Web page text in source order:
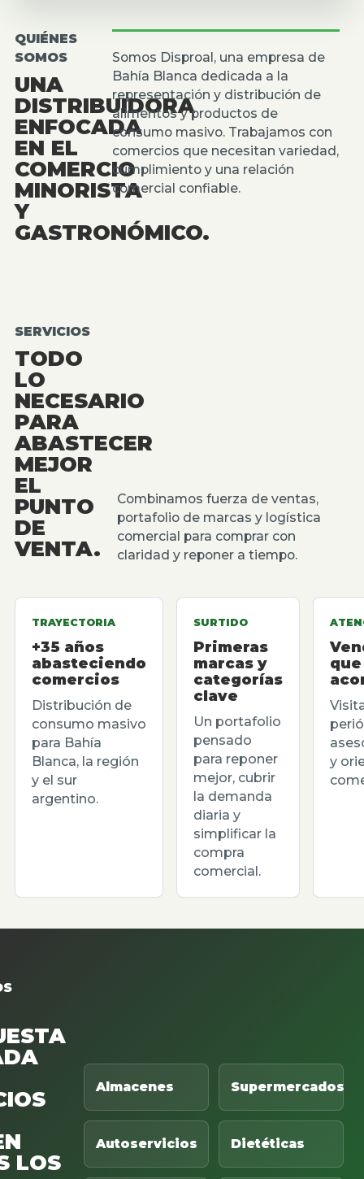
QUIÉNES
SOMOS
UNA
DISTRIBUIDORA
ENFOCADA
EN EL
COMERCIO
MINORISTA
Y
GASTRONÓMICO.
Somos Disproal, una empresa de
Bahía Blanca dedicada a la
representación y distribución de
alimentos y productos de
consumo masivo. Trabajamos con
comercios que necesitan variedad,
cumplimiento y una relación
comercial confiable.
SERVICIOS
TODO
LO
NECESARIO
PARA
ABASTECER
MEJOR
EL
PUNTO
DE
VENTA.
Combinamos fuerza de ventas,
portafolio de marcas y logística
comercial para comprar con
claridad y reponer a tiempo.
TRAYECTORIA
+35 años
abasteciendo
comercios
Distribución de
consumo masivo
para Bahía
Blanca, la región
y el sur
argentino.
SURTIDO
Primeras
marcas y
categorías
clave
Un portafolio
pensado
para reponer
mejor, cubrir
la demanda
diaria y
simplificar la
compra
comercial.
que
y
LOS
Almacenes Supermercados
Autoservicios Dietéticas